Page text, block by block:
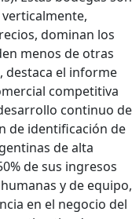
dominan los
menos de otras
destaca el informe
competitiva
continuo de
de identificación de
de alta
de sus ingresos
y de equipo,
en el negocio del